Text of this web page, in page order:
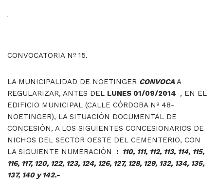
CONVOCATORIA Nº 15.
LA MUNICIPALIDAD DE NOETINGER CONVOCA A
REGULARIZAR, ANTES DEL LUNES 01/09/2014 , EN EL
EDIFICIO MUNICIPAL (CALLE CÓRDOBA Nº 48-
NOETINGER), LA SITUACIÓN DOCUMENTAL DE
CONCESIÓN, A LOS SIGUIENTES CONCESIONARIOS DE
NICHOS DEL SECTOR OESTE DEL CEMENTERIO, CON
LA SIGUIENTE NUMERACIÓN
: 110, 111, 112, 113, 114, 115,
116, 117, 120, 122, 123, 124, 126, 127, 128, 129, 132, 134, 135,
137, 140 y 142.-